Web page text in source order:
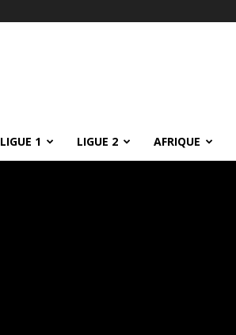
LIGUE 1 LIGUE 2 AFRIQUE